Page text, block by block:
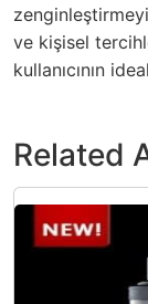
ve kişisel
kullanıcının
Related